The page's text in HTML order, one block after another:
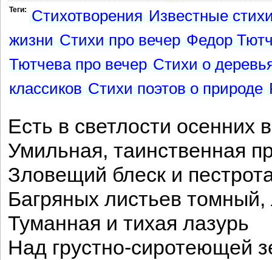
Теги: Стихотворения Известные
жизни Стихи про вечер Федор
Тютчева про вечер Стихи о
классиков Стихи поэтов о природе
Есть в светлости осенних
Умильная, таинственная
Зловещий блеск и
Багряных листьев томный,
Туманная и тихая лазурь
Над грустно-сиротеющей